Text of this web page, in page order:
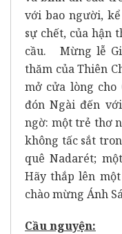
với bao người,
sự chết, của hận
cầu. Mừng lễ
thăm của Thiên
mở cửa lòng cho
đón Ngài đến
ngờ: một trẻ thơ
không tấc sắt
quê Nadarét;
Hãy thắp lên
chào mừng Ánh
Cầu nguyện: